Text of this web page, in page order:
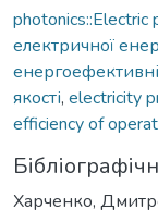
photonics::Electric
електричної
якості, еlectricity
efficiency of
Харченко,